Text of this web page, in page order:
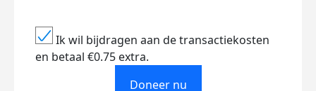
Ik wil bijdragen aan de transactiekosten
en betaal €0.75 extra.
Doneer nu